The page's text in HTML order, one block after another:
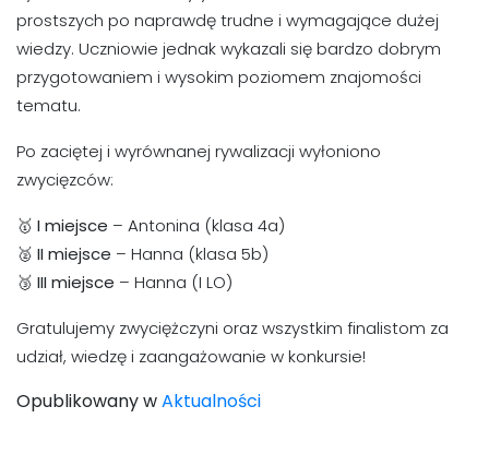
prostszych po naprawdę trudne i wymagające dużej
wiedzy. Uczniowie jednak wykazali się bardzo dobrym
przygotowaniem i wysokim poziomem znajomości
tematu.
Po zaciętej i wyrównanej rywalizacji wyłoniono
zwycięzców:
🥇 I miejsce – Antonina (klasa 4a)
🥈 II miejsce – Hanna (klasa 5b)
🥉 III miejsce – Hanna (I LO)
Gratulujemy zwyciężczyni oraz wszystkim finalistom za
udział, wiedzę i zaangażowanie w konkursie!
Opublikowany wAktualności